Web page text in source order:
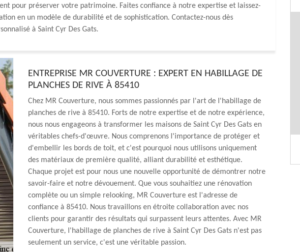
pour préserver votre patrimoine. Faites confiance à notre expertise et laissez-
en un modèle de durabilité et de sophistication. Contactez-nous dès
à Saint Cyr Des Gats.
ENTREPRISE MR COUVERTURE : EXPERT EN HABILLAGE DE
PLANCHES DE RIVE À 85410
Chez MR Couverture, nous sommes passionnés par l'art de l'habillage de
planches de rive à 85410. Forts de notre expertise et de notre expérience,
nous nous engageons à transformer les maisons de Saint Cyr Des Gats en
véritables chefs-d'œuvre. Nous comprenons l'importance de protéger et
d'embellir les bords de toit, et c'est pourquoi nous utilisons uniquement
des matériaux de première qualité, alliant durabilité et esthétique.
Chaque projet est pour nous une nouvelle opportunité de démontrer notre
savoir-faire et notre dévouement. Que vous souhaitiez une rénovation
complète ou un simple relooking, MR Couverture est l'adresse de
confiance à 85410. Nous travaillons en étroite collaboration avec nos
clients pour garantir des résultats qui surpassent leurs attentes. Avec MR
Couverture, l'habillage de planches de rive à Saint Cyr Des Gats n'est pas
seulement un service, c'est une véritable passion.